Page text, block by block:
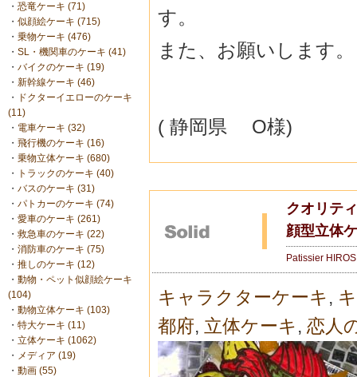
・ 恐竜ケーキ (71)
・ 似顔絵ケーキ (715)
・ 乗物ケーキ (476)
・ SL・機関車のケーキ (41)
・ バイクのケーキ (19)
・ 新幹線ケーキ (46)
・
ドクターイエローのケーキ
(11)
・ 電車ケーキ (32)
・ 飛行機のケーキ (16)
・ 乗物立体ケーキ (680)
・
トラックのケーキ (40)
・ バスのケーキ (31)
・ パトカーのケーキ (74)
・ 愛車のケーキ (261)
・ 救急車のケーキ (22)
・ 消防車のケーキ (75)
・ 推しのケーキ (12)
・ 動物・ペット似顔絵ケーキ
(104)
・ 動物立体ケーキ (103)
・ 特大ケーキ (11)
・ 立体ケーキ (1062)
・ メディア (19)
・ 動画 (55)
す。
また、お願いします。
( 静岡県 O様)
クオリテ
顔型立体
Patissier
キャラクターケーキ ,
都府, 立体ケーキ , 恋人